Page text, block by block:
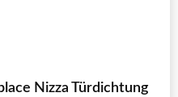
Nizza Türdichtung